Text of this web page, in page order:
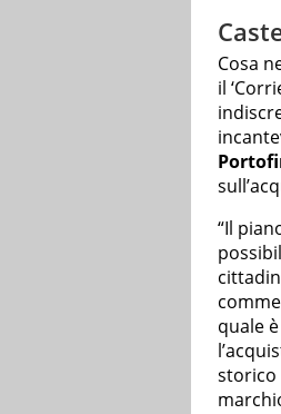
Cosa
il
“Il
quale
storico